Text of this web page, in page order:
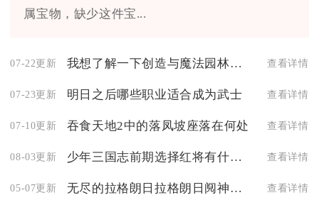
属宝物，缺少这件宝...
07-22更新 我想了解一下创造与魔法园林币的获得方式 查看详情
07-23更新 明日之后哪些职业适合成为武士 查看详情
07-10更新 吞食天地2中的落凤坡座落在何处 查看详情
08-03更新 少年三国志前期选择红将有什么技巧 查看详情
05-07更新 无尽的拉格朗日拉格朗日阋神星装甲型的枪口威力如何 查看详情